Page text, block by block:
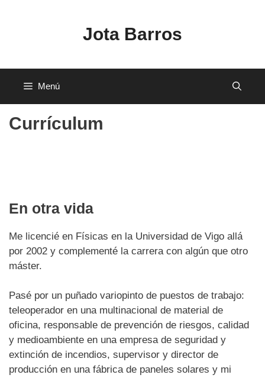
Jota Barros
Menú
Currículum
En otra vida
Me licencié en Físicas en la Universidad de Vigo allá
por 2002 y complementé la carrera con algún que otro
máster.
Pasé por un puñado variopinto de puestos de trabajo:
teleoperador en una multinacional de material de
oficina, responsable de prevención de riesgos, calidad
y medioambiente en una empresa de seguridad y
extinción de incendios, supervisor y director de
producción en una fábrica de paneles solares y mi